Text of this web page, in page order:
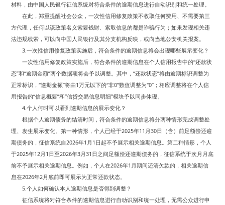
材料，由中国人民银行征信系统对符合条件的逾期信息进行自动识别和统一处理。
在此，郑重提醒社会公众，一次性信用修复政策不收取任何费用、不需要第三
方代理，任何以该政策名义索要钱财、索取信息的都是诈骗行为；如果发现相关违
法违规线索，可以向中国人民银行及其分支机构反映，或向当地公安机关报案。
3.一次性信用修复政策实施后，符合条件的逾期信息将会出现哪些展示变化？
一次性信用修复政策实施后，符合条件的逾期信息在个人信用报告中的“还款状
态”和“逾期金额”两个数据项将会予以调整。其中，“还款状态”将由逾期标识调整为
正常标识，“逾期金额”将由1万元以下的“非0”数值调整为“0”；相应调整将在个人信
用报告的“信息概要”和“信贷交易信息明细”模块予以同步体现。
4.个人何时可以看到逾期信息的展示变化？
根据个人逾期债务的结清时间，符合条件的逾期信息将分两种情形完成调整处
理、发生展示变化。第一种情形，个人已经于2025年11月30日（含）前足额偿还逾
期债务的，征信系统自2026年1月1日起不予展示相关逾期信息。第二种情形，个人
于2025年12月1日至2026年3月31日之间足额偿还逾期债务的，征信系统于次月月底
前不予展示相关逾期信息。例如，个人在2026年1月期间还清欠款的，相关逾期信
息在2026年2月底前即可展示为正常还款状态。
5.个人如何确认本人逾期信息是否得到调整？
征信系统将对符合条件的逾期信息进行自动识别和统一处理，无需公众进行申